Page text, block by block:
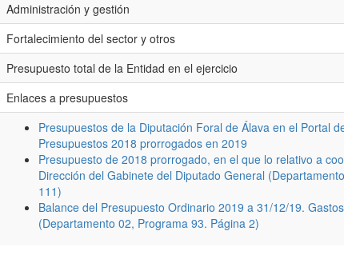
Administración y gestión
Fortalecimiento del sector y otros
Presupuesto total de la Entidad en el ejercicio
Enlaces a presupuestos
Presupuestos de la Diputación Foral de Álava en el Portal
Presupuestos 2018 prorrogados en 2019
Presupuesto de 2018 prorrogado, en el que lo relativo a
Dirección del Gabinete del Diputado General
111)
Balance del Presupuesto Ordinario 2019 a 31/12/19.
(Departamento 02, Programa 93. Página 2)